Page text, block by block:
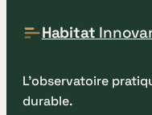
Habitat
L'observatoire
durable.